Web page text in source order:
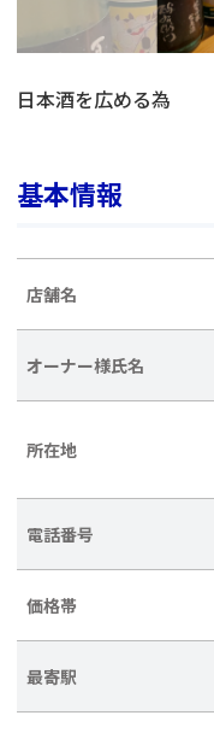
日本酒を広める為
基本情報
店舗名
オーナー様氏名
所在地
電話番号
価格帯
最寄駅